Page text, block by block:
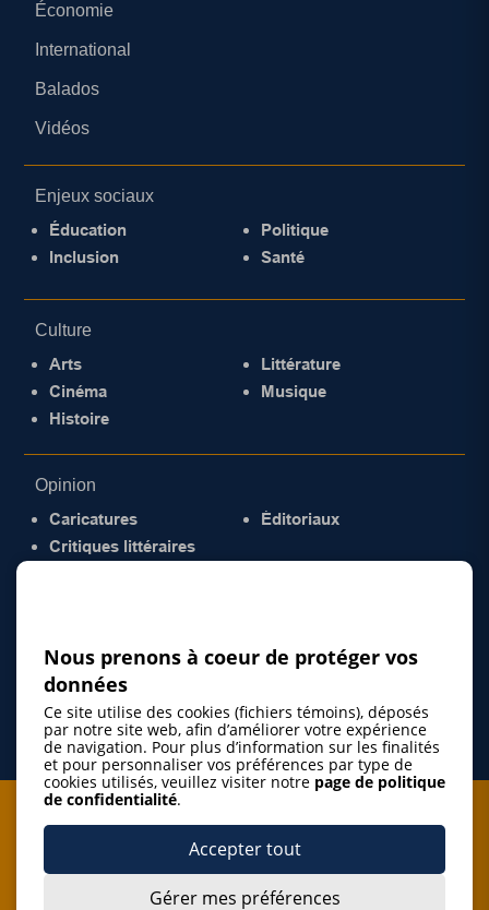
Économie
International
Balados
Vidéos
Enjeux sociaux
Éducation
Inclusion
Politique
Santé
Culture
Arts
Cinéma
Histoire
Littérature
Musique
Opinion
Caricatures
Critiques littéraires
Éditoriaux
Je m'abonne à l'infolettre
Nous prenons à coeur de protéger vos
données
Ce site utilise des cookies (fichiers témoins), déposés
par notre site web, afin d’améliorer votre expérience
de navigation. Pour plus d’information sur les finalités
et pour personnaliser vos préférences par type de
cookies utilisés, veuillez visiter notre page de politique
de confidentialité.
Accepter tout
Gérer mes préférences